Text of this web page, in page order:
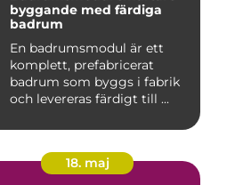
byggande med färdiga
badrum
En badrumsmodul är ett
komplett, prefabricerat
badrum som byggs i fabrik
och levereras färdigt till ...
18. maj